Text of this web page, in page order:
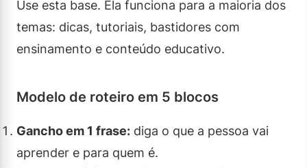
Use esta base. Ela funciona para a maioria dos
temas: dicas, tutoriais, bastidores com
ensinamento e conteúdo educativo.
Modelo de roteiro em 5 blocos
Gancho em 1 frase: diga o que a pessoa vai
aprender e para quem é.